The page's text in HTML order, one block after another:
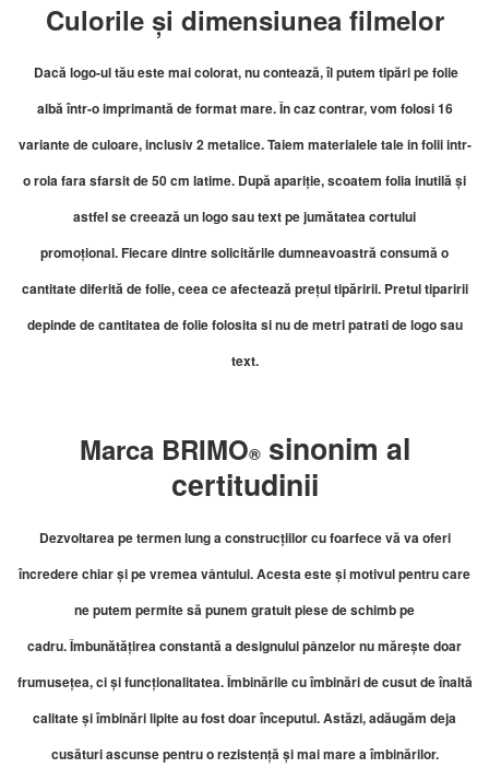
Culorile și dimensiunea filmelor
Dacă logo-ul tău este mai colorat, nu contează, îl putem tipări pe folie
albă într-o imprimantă de format mare. În caz contrar, vom folosi 16
variante de culoare, inclusiv 2 metalice.Taiem materialele tale in folii intr-
o rola fara sfarsit de 50 cm latime. După apariție, scoatem folia inutilă și
astfel se creează un logo sau text pe jumătatea cortului
promoțional.Fiecare dintre solicitările dumneavoastră consumă o
cantitate diferită de folie, ceea ce afectează prețul tipăririi. Pretul tiparirii
depinde de cantitatea de folie folosita si nu de metri patrati de logo sau
text.
Marca BRIMO®sinonim al
certitudinii
Dezvoltarea pe termen lung a construcțiilor cu foarfece vă va oferi
încredere chiar și pe vremea vântului. Acesta este și motivul pentru care
ne putem permite să punem gratuit piese de schimb pe
cadru.Îmbunătățirea constantă a designului pânzelor nu mărește doar
frumusețea, ci și funcționalitatea. Îmbinările cu îmbinări de cusut de înaltă
calitate și îmbinări lipite au fost doar începutul. Astăzi, adăugăm deja
cusături ascunse pentru o rezistență și mai mare a îmbinărilor.